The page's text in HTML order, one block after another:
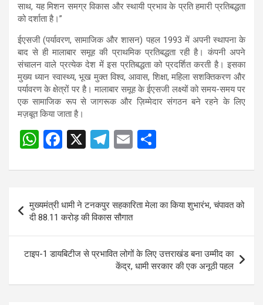
साथ, यह मिशन समग्र विकास और स्थायी प्रभाव के प्रति हमारी प्रतिबद्धता
को दर्शाता है।”
ईएसजी (पर्यावरण, सामाजिक और शासन) पहल 1993 में अपनी स्थापना के
बाद से ही मालाबार समूह की प्राथमिक प्रतिबद्धता रही है। कंपनी अपने
संचालन वाले प्रत्येक देश में इस प्रतिबद्धता को प्रदर्शित करती है। इसका
मुख्य ध्यान स्वास्थ्य, भूख मुक्त विश्व, आवास, शिक्षा, महिला सशक्तिकरण और
पर्यावरण के क्षेत्रों पर है। मालाबार समूह के ईएसजी लक्ष्यों को समय-समय पर
एक सामाजिक रूप से जागरूक और ज़िम्मेदार संगठन बने रहने के लिए
मज़बूत किया जाता है।
PostW
at
s
A
p
p
F
ce
b
o
o
k
X
T
e
a
m
E
ail ar
navigation
मुख्यमंत्री धामी ने टनकपुर सहकारिता मेला का किया शुभारंभ, चंपावत को
दी 88.11 करोड़ की विकास सौगात
टाइप-1 डायबिटीज से प्रभावित लोगों के लिए उत्तराखंड बना उम्मीद का
केंद्र, धामी सरकार की एक अनूठी पहल